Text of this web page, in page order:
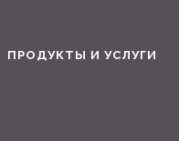
ПРОДУКТЫ И УСЛУГИ